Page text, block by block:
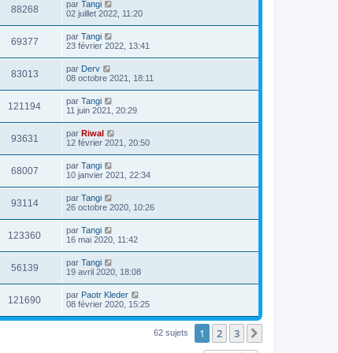
88268 par Tangi
02 juillet 2022, 11:20
69377 par Tangi
23 février 2022, 13:41
83013 par Derv
08 octobre 2021, 18:11
121194 par Tangi
11 juin 2021, 20:29
93631 par Riwal
12 février 2021, 20:50
68007 par Tangi
10 janvier 2021, 22:34
93114 par Tangi
26 octobre 2020, 10:26
123360 par Tangi
16 mai 2020, 11:42
56139 par Tangi
19 avril 2020, 18:08
121690 par Paotr Kleder
08 février 2020, 15:25
62 sujets 1 2 3